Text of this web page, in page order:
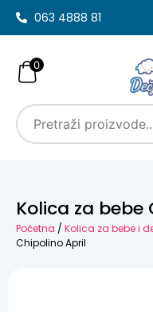
063 4888 81
0
Kolica za bebe
Početna / Kolica za bebe i
Chipolino April